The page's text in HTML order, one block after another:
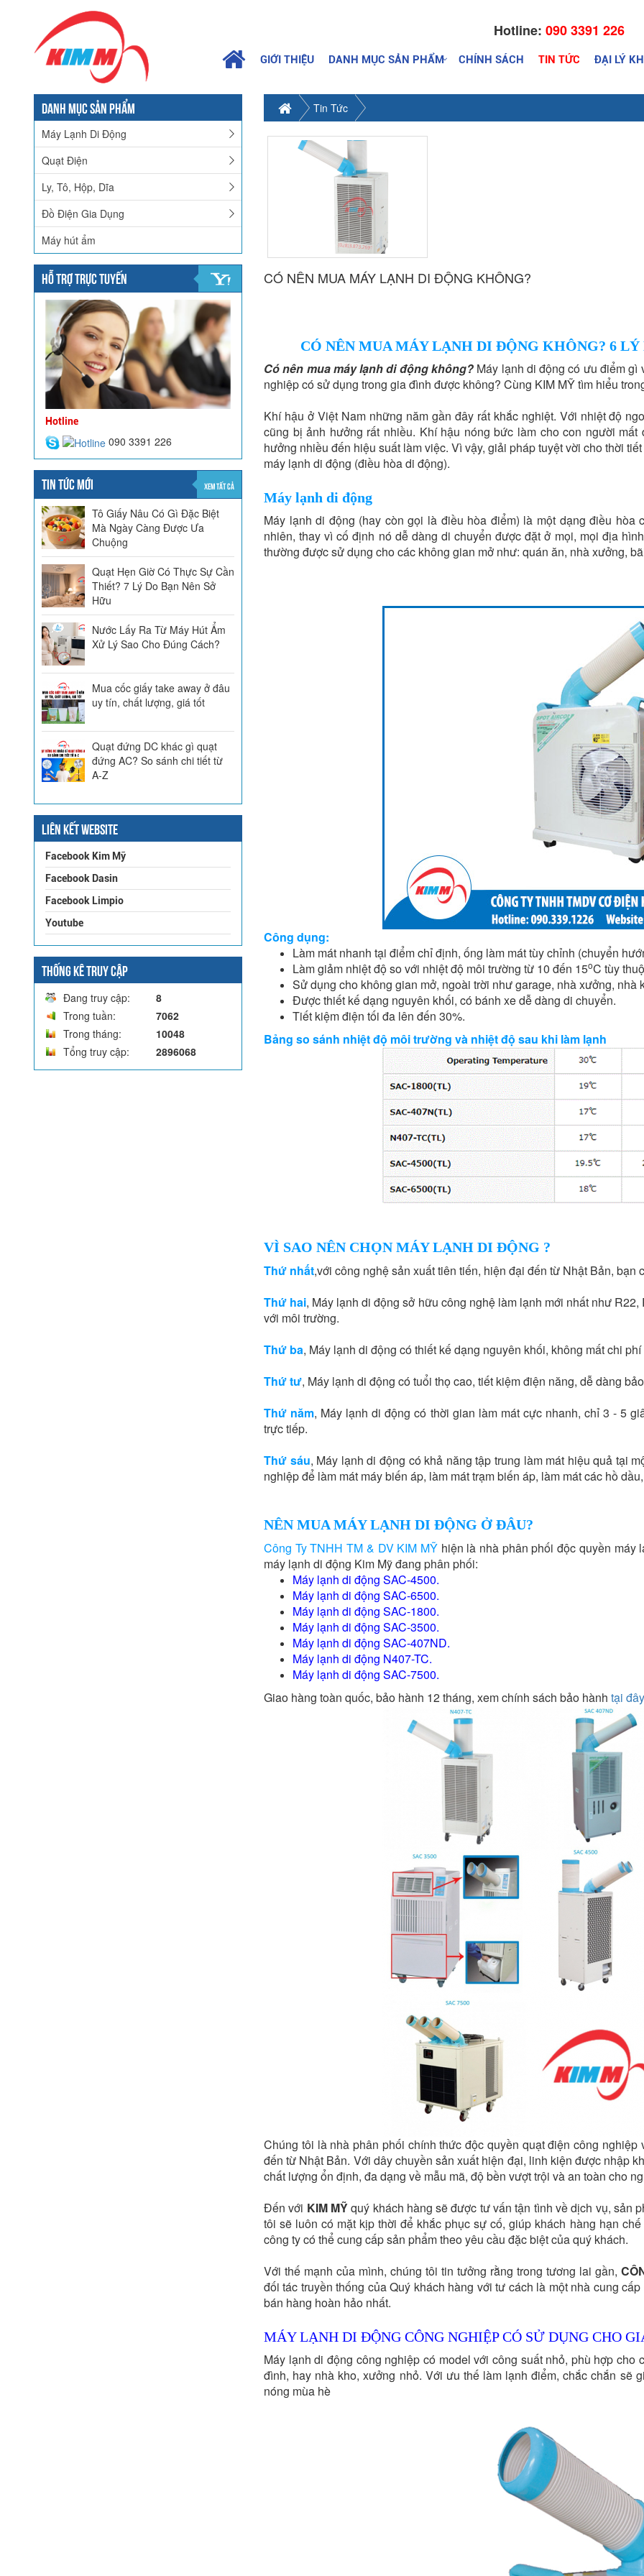
Hotline: 090 3391 226
GIỚI THIỆU DANH MỤC SẢN PHẨM CHÍNH SÁCH TIN TỨC ĐẠI LÝ
DANH MỤC SẢN PHẨM
Máy Lạnh Di Động
Quạt Điện
Ly, Tô, Hộp, Dĩa
Đồ Điện Gia Dụng
Máy hút ẩm
HỖ TRỢ TRỰC TUYẾN
Hotline
090 3391 226
TIN TỨC MỚI XEM TẤT CẢ
Tô Giấy Nâu Có Gì Đặc Biệt
Mà Ngày Càng Được Ưa
Chuộng
Quạt Hẹn Giờ Có Thực Sự Cần
Thiết? 7 Lý Do Bạn Nên Sở
Hữu
Nước Lấy Ra Từ Máy Hút Ẩm
Xử Lý Sao Cho Đúng Cách?
Mua cốc giấy take away ở đâu
uy tín, chất lượng, giá tốt
Quạt đứng DC khác gì quạt
đứng AC? So sánh chi tiết từ
A-Z
LIÊN KẾT WEBSITE
Facebook Kim Mỹ
Facebook Dasin
Facebook Limpio
Youtube
THỐNG KÊ TRUY CẬP
Đang truy cập:
8
Trong tuần:
7062
Trong tháng:
10048
Tổng truy cập:
2896068
Tin Tức
CÓ NÊN MUA MÁY LẠNH DI ĐỘNG KHÔNG?
CÓ NÊN MUA MÁY LẠNH DI ĐỘNG KHÔNG? 6
Có nên mua máy lạnh di động không? Máy lạnh di động có ưu điểm
nghiệp có sử dụng trong gia đình được không? Cùng KIM MỸ tìm hiểu
Khí hậu ở Việt Nam những năm gần đây rất khắc nghiệt. Với nhiệt độ
cũng bị ảnh hưởng rất nhiều. Khí hậu nóng bức làm cho con người
hưởng nhiều đến hiệu suất làm việc. Vì vậy, giải pháp tuyệt vời cho thời
máy lạnh di động (điều hòa di động).
Máy lạnh di động
Máy lạnh di động (hay còn gọi là điều hòa điểm) là một dạng điều
nhiên, thay vì cố định nó dễ dàng di chuyển được đặt ở mọi, mọi địa
thường được sử dụng cho các không gian mở như: quán ăn, nhà xưởng,
Công dụng:
Làm mát nhanh tại điểm chỉ định, ống làm mát tùy chỉnh (chuyển
Làm giảm nhiệt độ so với nhiệt độ môi trường từ 10 đến 15oC tùy
Sử dụng cho không gian mở, ngoài trời như garage, nhà xưởng,
Được thiết kế dạng nguyên khối, có bánh xe dễ dàng di chuyển.
Tiết kiệm điện tối đa lên đến 30%.
Bảng so sánh nhiệt độ môi trường và nhiệt độ sau khi làm lạnh
VÌ SAO NÊN CHỌN MÁY LẠNH DI ĐỘNG ?
Thứ nhất,với công nghệ sản xuất tiên tiến, hiện đại đến từ Nhật Bản,
Thứ hai, Máy lạnh di động sở hữu công nghệ làm lạnh mới nhất như
với môi trường.
Thứ ba, Máy lạnh di động có thiết kế dạng nguyên khối, không mất chi
Thứ tư, Máy lạnh di động có tuổi thọ cao, tiết kiệm điện năng, dễ dàng
Thứ năm, Máy lạnh di động có thời gian làm mát cực nhanh, chỉ 3 - 5
trực tiếp.
Thứ sáu, Máy lạnh di động có khả năng tập trung làm mát hiệu quả tại
nghiệp để làm mát máy biến áp, làm mát trạm biến áp, làm mát các hồ
NÊN MUA MÁY LẠNH DI ĐỘNG Ở ĐÂU?
Công Ty TNHH TM & DV KIM MỸhiện là nhà phân phối độc quyền máy
máy lạnh di động Kim Mỹ đang phân phối:
Máy lạnh di động SAC-4500.
Máy lạnh di động SAC-6500.
Máy lạnh di động SAC-1800.
Máy lạnh di động SAC-3500.
Máy lạnh di động SAC-407ND.
Máy lạnh di động N407-TC.
Máy lạnh di động SAC-7500.
Giao hàng toàn quốc, bảo hành 12 tháng, xem chính sách bảo hành tại đây
Chúng tôi là nhà phân phối chính thức độc quyền quạt điện công
đến từ Nhật Bản. Với dây chuyền sản xuất hiện đại, linh kiện được nhập
chất lượng ổn định, đa dạng về mẫu mã, độ bền vượt trội và an toàn cho
Đến với KIM MỸquý khách hàng sẽ được tư vấn tận tình về dịch vụ, sản
tôi sẽ luôn có mặt kịp thời để khắc phục sự cố, giúp khách hàng hạn
công ty có thể cung cấp sản phẩm theo yêu cầu đặc biệt của quý khách.
Với thế mạnh của mình, chúng tôi tin tưởng rằng trong tương lai gần,
đối tác truyền thống của Quý khách hàng với tư cách là một nhà cung
bán hàng hoàn hảo nhất.
MÁY LẠNH DI ĐỘNG CÔNG NGHIỆP CÓ SỬ DỤNG CHO
Máy lạnh di động công nghiệp có model với công suất nhỏ, phù hợp
đình, hay nhà kho, xưởng nhỏ. Với ưu thế làm lạnh điểm, chắc chắn sẽ
nóng mùa hè